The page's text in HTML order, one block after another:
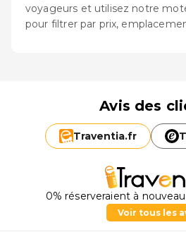
voyageurs et utilisez notre
pour filtrer par prix,
Avis des
Traventia.fr
0% réserveraient à
Voir tous les